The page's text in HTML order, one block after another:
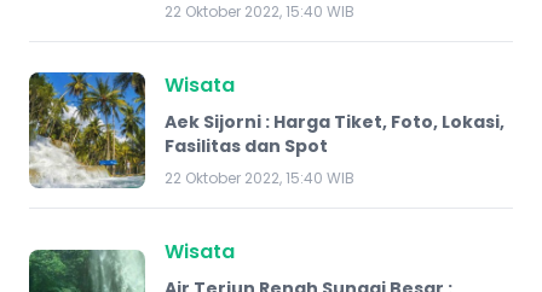
22 Oktober 2022, 15:40 WIB
Wisata
Aek Sijorni : Harga Tiket, Foto, Lokasi,
Fasilitas dan Spot
22 Oktober 2022, 15:40 WIB
Wisata